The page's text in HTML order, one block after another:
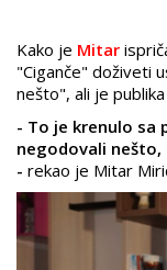
Kako je Mitar
"Ciganče" doživeti
nešto", ali je
- To je krenulo sa
negodovali
- rekao je Mitar